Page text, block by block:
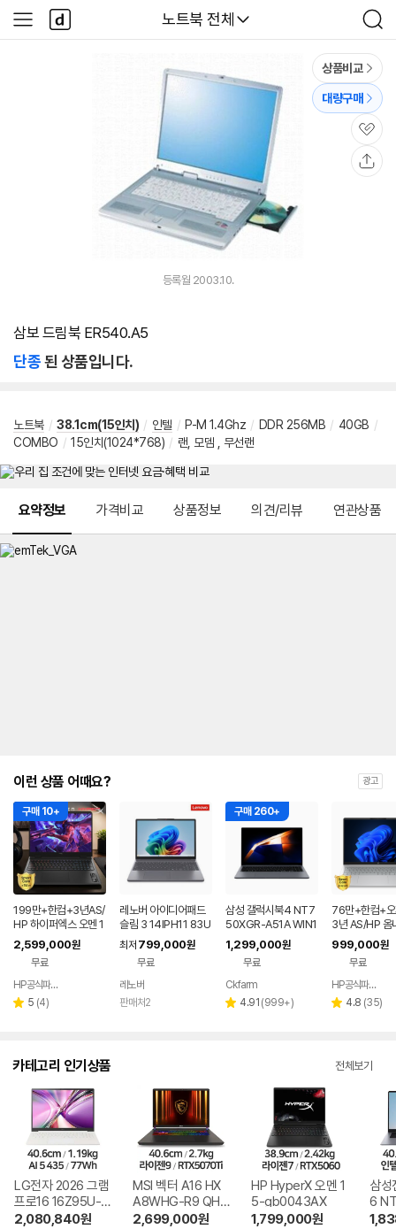
다나와
노트북 전체
검
색
사
이
다
나
와
상품비교
대량구매
관
심
등록월 2003.10.
삼보 드림북 ER540.A5
단종된 상품입니다.
노트북 / 38.1cm(15인치) / 인텔 / P-M 1.4Ghz / DDR 256MB / 40GB /
COMBO / 15인치(1024*768) / 랜, 모뎀 , 무선랜
요약정보 가격비교 상품정보 의견/리뷰 연관상품
이런 상품 어때요? 광고
구매 10+
199만+한컴+3년AS/
HP 하이퍼엑스 오멘 1
6 AI7 450 RTX506
0 게이밍 노트북
2,599,000원
무료
HP공식파트너 이텍컴퓨터
별 5 리
(4)
레노버 아이디어패드
슬림 3 14IPH11 83U
Q005LKR 8GB
최저 799,000원
무료
레노버
판매처2
구매 260+
삼성 갤럭시북4 NT7
50XGR-A51A WIN1
1 FPP(버젼UP설치)
업무용 학생용 사무용
노트북 문스톤그레이
1,299,000원
무료
페이
Ckfarm
별 4.91 리
(999+)
76만+한컴+
3년 AS/HP 옴
6인치 사무용
저렴한 대학생
999,000원
무료
HP공식파트너 이텍컴퓨터
별 4.8 리
(35)
카테고리 인기상품 전체보기
LG전자 2026 그램
프로16 16Z95U-G
S5WK
2,080,840원
MSI 벡터 A16 HX
A8WHG-R9 QHD
+
2,699,000원
HP HyperX 오멘 1
5-gb0043AX
1,799,000원
삼성
6
A